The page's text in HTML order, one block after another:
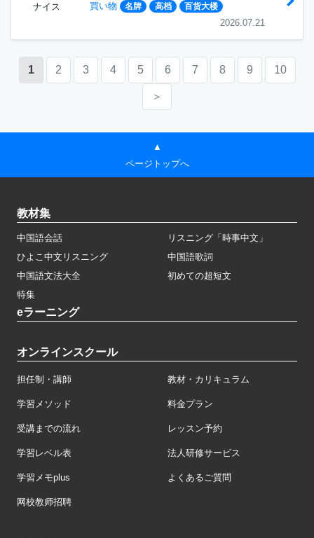
ナイス 買い物 名牌 高档 百货大楼
2026.07.21
1 2 3 4 5 6 7 8 9 10
＞
▲
ページトップへ
教材集
中国語会話
リスニング「時事中文」
ひよこ中文リスニング
中国語歌詞
中国語文法大全
初めての超短文
特集
eラーニング
オンラインスクール
担任制・講師 教材・カリキュラム
学習メソッド 料金プラン
受講までの流れ レッスン予約
学習レベル表 法人研修サービス
学習メモplus よくあるご質問
网校教师招聘